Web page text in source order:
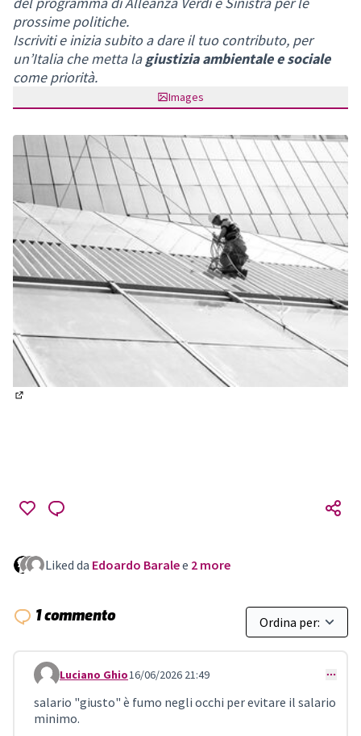
prossime politiche.
Iscriviti e inizia subito a dare il tuo contributo, per
un’Italia che metta lagiustizia ambientale e sociale
come priorità.
Images
Liked da Edoardo Baralee 2 more
1 commento
Comment 1517
Luciano Ghio16/06/2026 21:49
salario "giusto" è fumo negli occhi per evitare il salario
minimo.